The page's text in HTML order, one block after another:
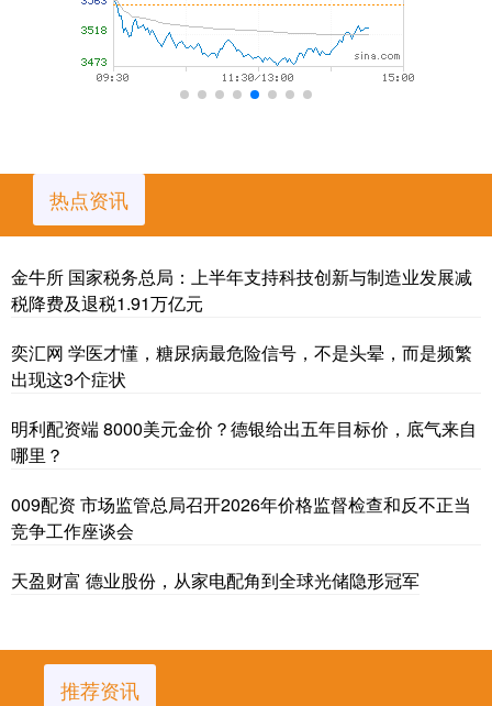
热点资讯
金牛所 国家税务总局：上半年支持科技创新与制造业发展减
税降费及退税1.91万亿元
奕汇网 学医才懂，糖尿病最危险信号，不是头晕，而是频繁
出现这3个症状
明利配资端 8000美元金价？德银给出五年目标价，底气来自
哪里？
009配资 市场监管总局召开2026年价格监督检查和反不正当
竞争工作座谈会
天盈财富 德业股份，从家电配角到全球光储隐形冠军
推荐资讯